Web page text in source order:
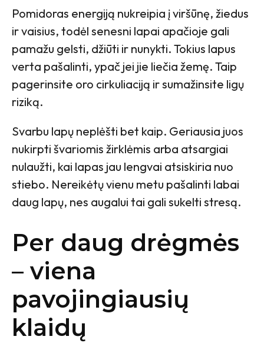
Pomidoras energiją nukreipia į viršūnę, žiedus
ir vaisius, todėl senesni lapai apačioje gali
pamažu gelsti, džiūti ir nunykti. Tokius lapus
verta pašalinti, ypač jei jie liečia žemę. Taip
pagerinsite oro cirkuliaciją ir sumažinsite ligų
riziką.
Svarbu lapų neplėšti bet kaip. Geriausia juos
nukirpti švariomis žirklėmis arba atsargiai
nulaužti, kai lapas jau lengvai atsiskiria nuo
stiebo. Nereikėtų vienu metu pašalinti labai
daug lapų, nes augalui tai gali sukelti stresą.
Per daug drėgmės
– viena
pavojingiausių
klaidų